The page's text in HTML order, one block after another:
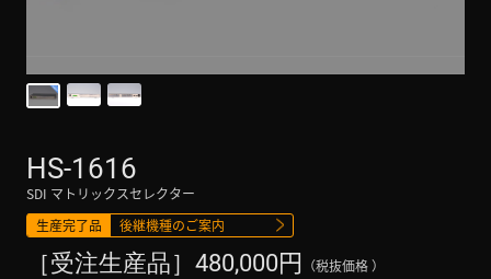
HS-1616
SDI マトリックスセレクター
生産完了品
後継機種のご案内
［受注生産品］480,000円 （税抜価格 ）